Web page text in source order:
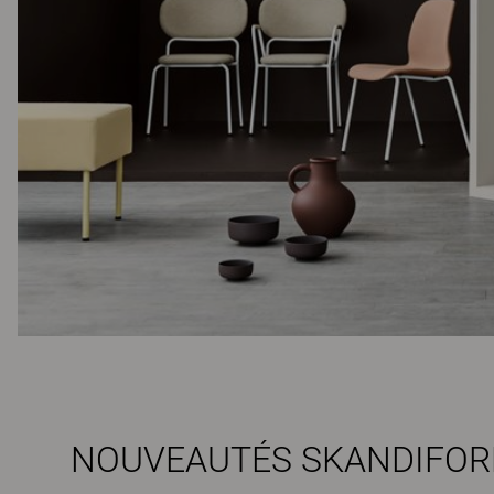
NOUVEAUTÉS